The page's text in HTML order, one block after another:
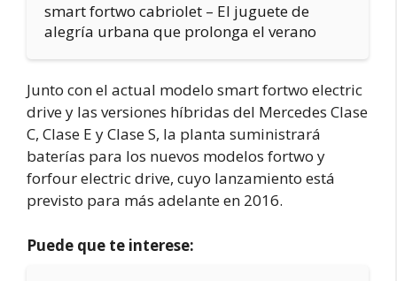
smart fortwo cabriolet – El juguete de
alegría urbana que prolonga el verano
Junto con el actual modelo smart fortwo electric
drive y las versiones híbridas del Mercedes Clase
C, Clase E y Clase S, la planta suministrará
baterías para los nuevos modelos fortwo y
forfour electric drive, cuyo lanzamiento está
previsto para más adelante en 2016.
Puede que te interese: